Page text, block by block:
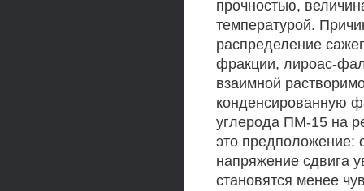
прочностью,
температурой.
распределение
фракции, лироас-
взаимной
конденсированную
углерода ПМ-15 на
это предположение:
напряжение сдвига
становятся менее